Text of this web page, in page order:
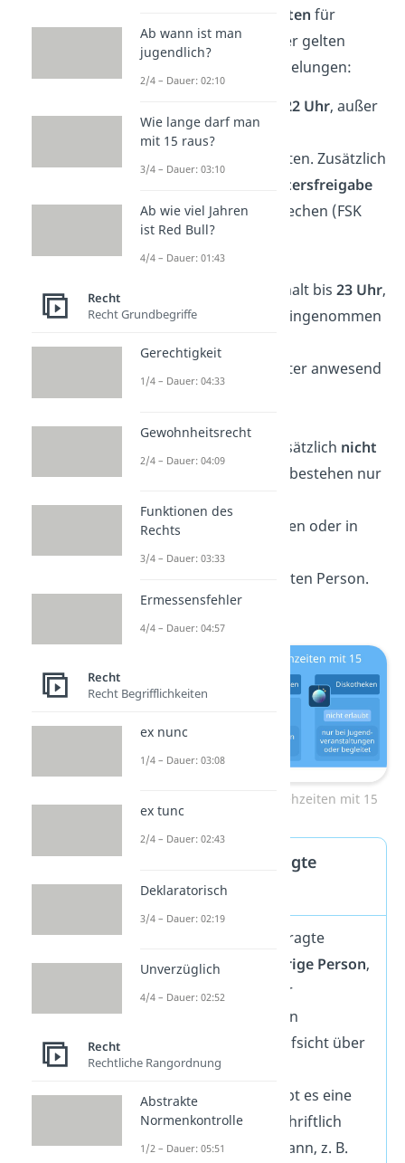
Ausgehzeiten für
bestimmte Ortefest. Hier gelten
folgende gesetzliche Regelungen:
22 Uhr, außer
in Begleitung eines
Erziehungsberechtigten. Zusätzlich
Altersfreigabe
für 15-Jährige entsprechen (FSK
12).
: Aufenthalt bis23 Uhr,
wenn eine Mahlzeit eingenommen
Erziehungsberechtigter anwesend
: Grundsätzlich nicht
. Ausnahmen bestehen nur
Jugendveranstaltungen oder in
Begleitung einer
erziehungsbeauftragten Person.
Regelungen für Ausgehzeiten mit 15
Erziehungsbeauftragte
Personen
Eine erziehungsbeauftragte
Person ist eine
volljährige Person,
die von den Eltern oder
Erziehungsberechtigten
beauftragt wird, die Aufsicht über
einen Jugendlichen zu
übernehmen. Dabei gibt es eine
Nachweispflicht, die schriftlich
festgehalten werden kann, z. B.
Ab wann ist man
jugendlich?
2/4 – Dauer: 02:10
Wie lange darf man
mit 15 raus?
3/4 – Dauer: 03:10
Ab wie viel Jahren
ist Red Bull?
4/4 – Dauer: 01:43
Recht
Recht Grundbegriffe
Gerechtigkeit
1/4 – Dauer: 04:33
Gewohnheitsrecht
2/4 – Dauer: 04:09
Funktionen des
Rechts
3/4 – Dauer: 03:33
Ermessensfehler
4/4 – Dauer: 04:57
Recht
Recht Begrifflichkeiten
ex nunc
1/4 – Dauer: 03:08
ex tunc
2/4 – Dauer: 02:43
Deklaratorisch
3/4 – Dauer: 02:19
Unverzüglich
4/4 – Dauer: 02:52
Recht
Rechtliche Rangordnung
Abstrakte
Normenkontrolle
1/2 – Dauer: 05:51